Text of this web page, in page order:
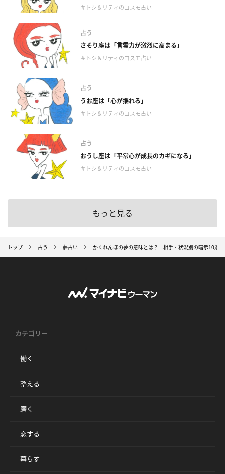
＃トシ＆リティのコスモ占い
占う
さそり座は「言霊力が激烈に高まる」
＃トシ＆リティのコスモ占い
占う
うお座は「心が揺れる」
＃トシ＆リティのコスモ占い
占う
おうし座は「平常心が成長のカギになる」
＃トシ＆リティのコスモ占い
もっと見る
トップ 占う 夢占い かくれんぼの夢の意味とは？ 相手・状況別の暗示10選
カテゴリー
働く
整える
磨く
恋する
暮らす